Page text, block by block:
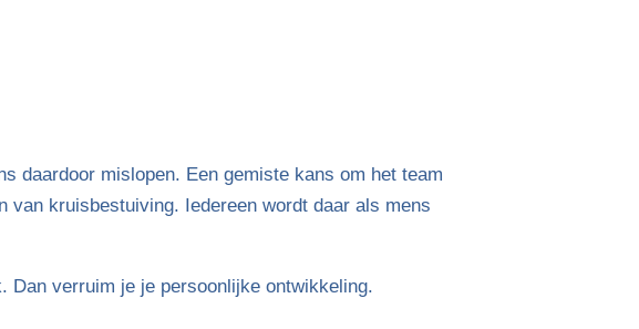
daardoor mislopen. Een gemiste kans om het team
van kruisbestuiving. Iedereen wordt daar als mens
Dan verruim je je persoonlijke ontwikkeling.